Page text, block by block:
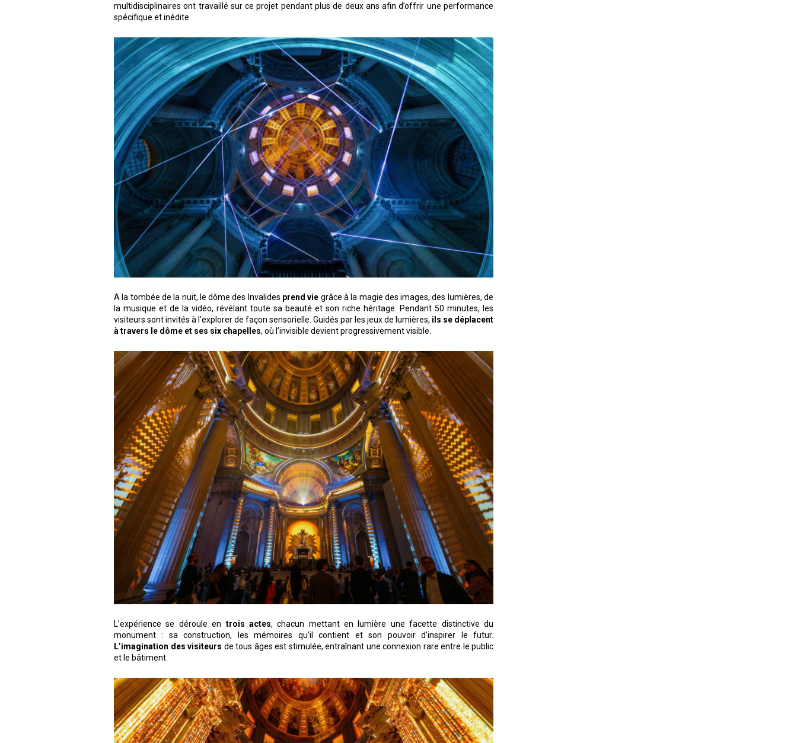
multidisciplinaires ont travaillé sur ce projet pendant plus de deux ans afin d’offrir une performance
spécifique et inédite.
A la tombée de la nuit, le dôme des Invalides prend vie grâce à la magie des images, des lumières, de
la musique et de la vidéo, révélant toute sa beauté et son riche héritage. Pendant 50 minutes, les
visiteurs sont invités à l’explorer de façon sensorielle. Guidés par les jeux de lumières, ils se déplacent
à travers le dôme et ses six chapelles, où l’invisible devient progressivement visible.
L’expérience se déroule en trois actes, chacun mettant en lumière une facette distinctive du
monument : sa construction, les mémoires qu’il contient et son pouvoir d’inspirer le futur.
L’imagination des visiteurs de tous âges est stimulée, entraînant une connexion rare entre le public
et le bâtiment.